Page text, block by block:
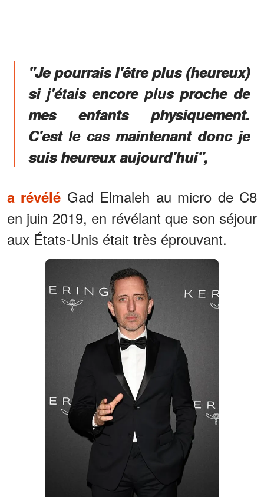
"Je pourrais l'être plus (heureux)
si j'étais encore plus proche de
mes enfants physiquement.
C'est le cas maintenant donc je
suis heureux aujourd'hui",
a révélé Gad Elmaleh au micro de C8
en juin 2019, en révélant que son séjour
aux États-Unis était très éprouvant.